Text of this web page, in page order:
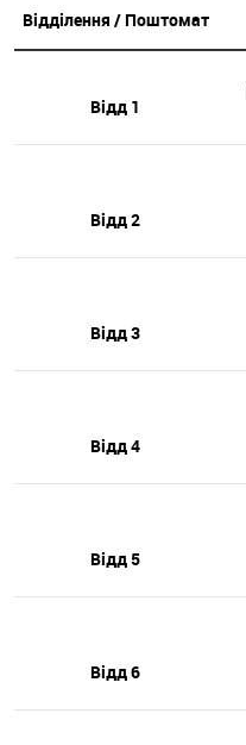
Відділення / Поштомат
Відд 1
Відд 2
Відд 3
Відд 4
Відд 5
Відд 6